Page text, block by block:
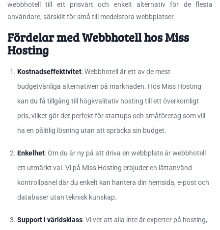
webbhotell till ett prisvärt och enkelt alternativ för de flesta
användare, särskilt för små till medelstora webbplatser.
Fördelar med Webbhotell hos Miss
Hosting
Kostnadseffektivitet: Webbhotell är ett av de mest
budgetvänliga alternativen på marknaden. Hos Miss Hosting
kan du få tillgång till högkvalitativ hosting till ett överkomligt
pris, vilket gör det perfekt för startups och småföretag som vill
ha en pålitlig lösning utan att spräcka sin budget.
Enkelhet: Om du är ny på att driva en webbplats är webbhotell
ett utmärkt val. Vi på Miss Hosting erbjuder en lättanvänd
kontrollpanel där du enkelt kan hantera din hemsida, e-post och
databaser utan teknisk kunskap.
Support i världsklass: Vi vet att alla inte är experter på hosting,